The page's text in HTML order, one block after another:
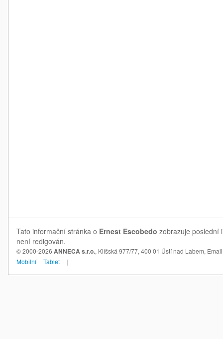
Tato informační stránka o Ernest Escobedo zobrazuje poslední
není redigován.
© 2000-2026 ANNECA s.r.o., Klíšská 977/77, 400 01 Ústí nad Labem,
Mobilní
Tablet |